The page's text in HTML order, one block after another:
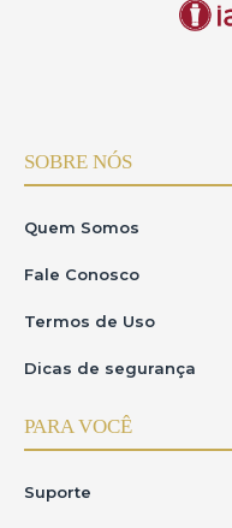
SOBRE NÓS
Quem Somos
Fale Conosco
Termos de Uso
Dicas de segurança
PARA VOCÊ
Suporte